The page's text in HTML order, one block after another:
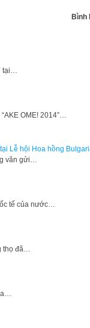
Bình
tại…
OME! 2014”…
Lễ hội Hoa hồng
văn gửi…
tế của nước…
thọ đã…